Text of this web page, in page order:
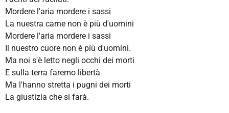
Mordere l'aria mordere i sassi
La nuestra carne non è più d'uomini
Mordere l'aria mordere i sassi
Il nuestro cuore non è più d'uomini.
Ma noi s'è letto negli occhi dei morti
E sulla terra faremo libertà
Ma l'hanno stretta i pugni dei morti
La giustizia che si farà.